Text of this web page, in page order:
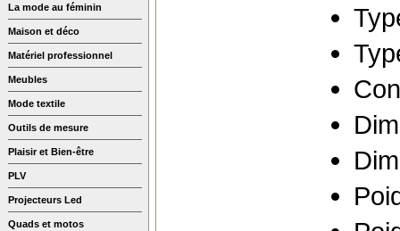
La mode au féminin
Maison et déco
Matériel professionnel
Meubles
Mode textile
Outils de mesure
Plaisir et Bien-être
PLV
Projecteurs Led
Quads et motos